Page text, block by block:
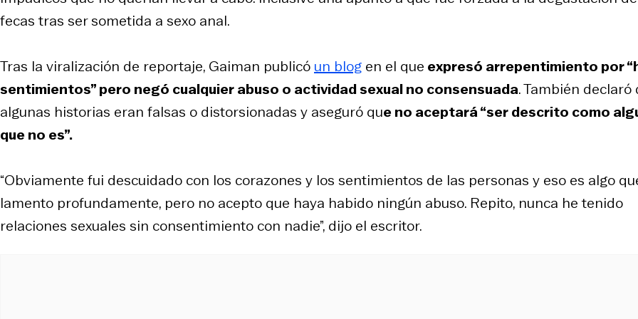
fecas tras ser sometida a sexo anal.
Tras la viralización de reportaje, Gaiman publicó un blog en el que expresó arrepentimiento por
sentimientos” pero negó cualquier abuso o actividad sexual no consensuada. También declaró
algunas historias eran falsas o distorsionadas y aseguró que no aceptará “ser descrito como
que no es”.
“Obviamente fui descuidado con los corazones y los sentimientos de las personas y eso es algo
lamento profundamente, pero no acepto que haya habido ningún abuso. Repito, nunca he tenido
relaciones sexuales sin consentimiento con nadie”, dijo el escritor.